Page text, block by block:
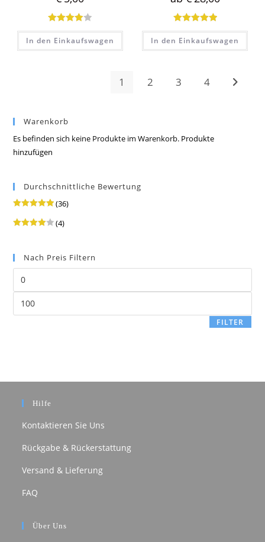
Bewertet
mit4.00
In den Einkaufswagen
Bewertet mit
5.00von 5
In den Einkaufswagen
1 2 3 4
Warenkorb
Es befinden sich keine Produkte im Warenkorb. Produkte
hinzufügen
Durchschnittliche Bewertung
mit5von 5
(36)
(4)
Nach Preis Filtern
FILTER
Hilfe
Kontaktieren Sie Uns
Rückgabe & Rückerstattung
Versand & Lieferung
FAQ
Über Uns